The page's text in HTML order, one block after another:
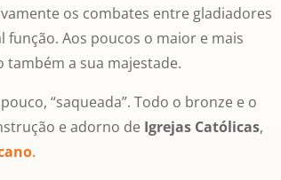
os combates entre gladiadores
Aos poucos o maior e mais
também a sua majestade.
“saqueada”. Todo o bronze e o
e adorno de Igrejas Católicas,
.